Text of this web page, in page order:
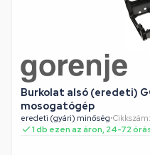
Burkolat alsó (eredeti)
mosogatógép
eredeti (gyári) minőség•
1 db ezen az áron, 24-72